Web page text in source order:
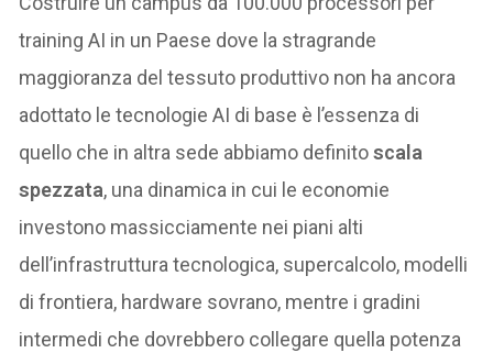
training AI in un Paese dove la stragrande
maggioranza del tessuto produttivo non ha ancora
adottato le tecnologie AI di base è l’essenza di
quello che in altra sede abbiamo definitoscala
spezzata, una dinamica in cui le economie
investono massicciamente nei piani alti
dell’infrastruttura tecnologica, supercalcolo, modelli
di frontiera, hardware sovrano, mentre i gradini
intermedi che dovrebbero collegare quella potenza